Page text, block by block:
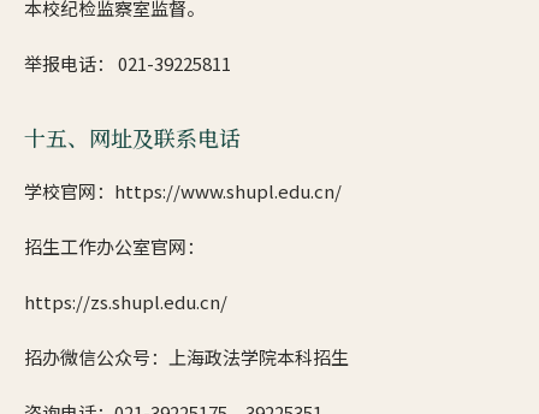
本校纪检监察室监督。
举报电话： 021-39225811
十五、网址及联系电话
学校官网：https://www.shupl.edu.cn/
招生工作办公室官网：
https://zs.shupl.edu.cn/
招办微信公众号：上海政法学院本科招生